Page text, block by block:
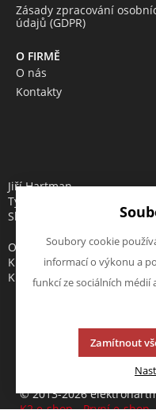
Zásady zpracování
údajů (GDPR)
O FIRMĚ
O nás
Kontakty
Jiří Hartman
Tyršova 143, 552 03 Česká
Skalice, CZ
Obchodní rejstřík vedený u
Krajského soudu v Hradci
Králové, oddíl A, vložka
Tato stránka používá
© 2013-2026
Soubory cookie
informací o výkonu a
funkcí ze sociálních médií
Zamítnout